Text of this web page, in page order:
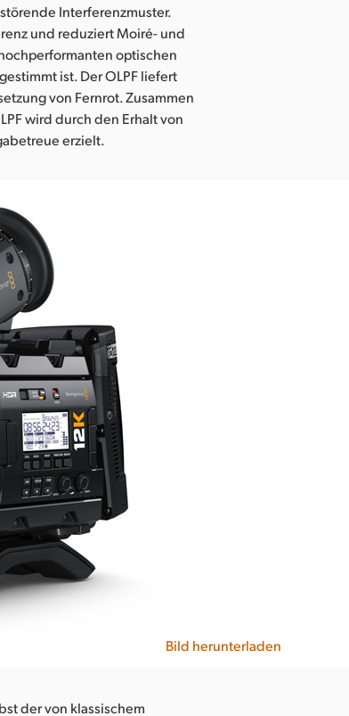
Interferenzmuster.
und reduziert Moiré- und
optischen
ist. Der OLPF liefert
von Fernrot. Zusammen
wird durch den Erhalt von
erzielt.
Bild herunterladen
der von klassischem